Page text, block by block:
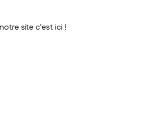
site c'est ici !